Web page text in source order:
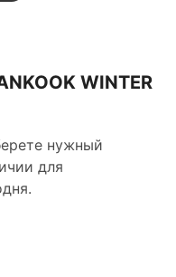
на дороге.
WINTER
нужный
для